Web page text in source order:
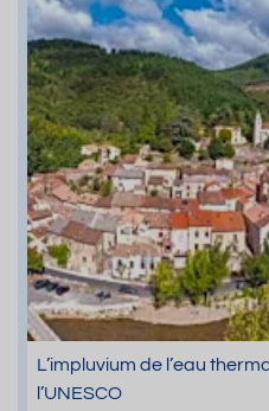
L’impluvium de l’eau
l’UNESCO